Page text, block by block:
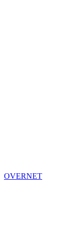
OVERNET